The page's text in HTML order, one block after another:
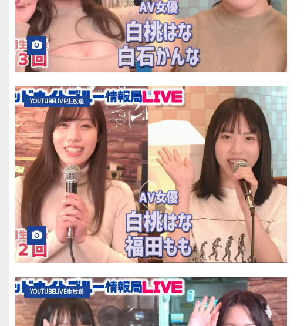
YOUTUBELIVE生放送
YOUTUBELIVE生放送